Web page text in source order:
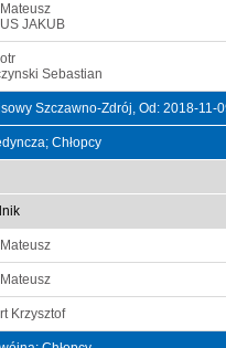
JAKUB
Sebastian
Szczawno-Zdrój, Od: 2018-11-
Chłopcy
Krzysztof